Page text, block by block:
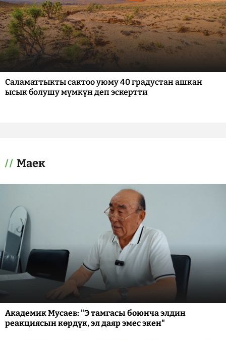
Саламаттыкты сактоо уюму 40 градустан ашкан
ысык болушу мүмкүн деп эскертти
Маек
Академик Мусаев: "Э тамгасы боюнча элдин
реакциясын көрдүк, эл даяр эмес экен"